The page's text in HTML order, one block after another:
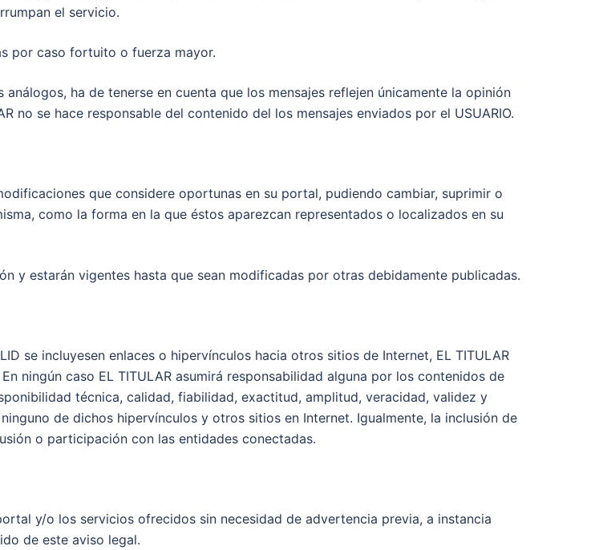
el servicio.
por caso fortuito o fuerza mayor.
ha de tenerse en cuenta que los mensajes reflejen únicamente la opinión
no se hace responsable del contenido del los mensajes enviados por el USUARIO.
que considere oportunas en su portal, pudiendo cambiar, suprimir o
como la forma en la que éstos aparezcan representados o localizados en su
y estarán vigentes hasta que sean modificadas por otras debidamente publicadas.
se incluyesen enlaces o hipervínculos hacia otros sitios de Internet, EL TITULAR
ningún caso EL TITULAR asumirá responsabilidad alguna por los contenidos de
técnica, calidad, fiabilidad, exactitud, amplitud, veracidad, validez y
de dichos hipervínculos y otros sitios en Internet. Igualmente, la inclusión de
o participación con las entidades conectadas.
y/o los servicios ofrecidos sin necesidad de advertencia previa, a instancia
de este aviso legal.